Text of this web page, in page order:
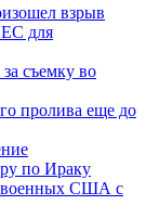
взрыв
ЕС для
съемку во
пролива еще до
по Ираку
военных США с